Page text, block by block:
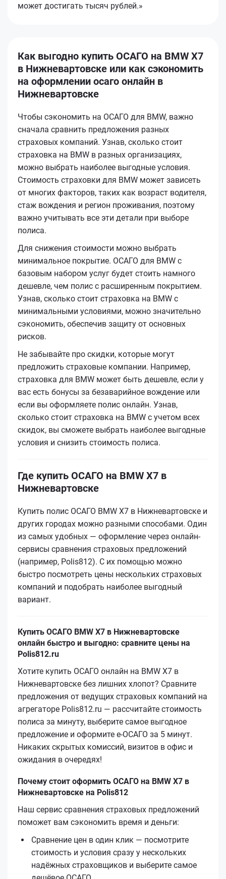
может достигать тысяч рублей.»
Как выгодно купить ОСАГО на BMW X7
в Нижневартовске или как сэкономить
на оформлении осаго онлайн в
Нижневартовске
Чтобы сэкономить на ОСАГО для BMW, важно
сначала сравнить предложения разных
страховых компаний. Узнав, сколько стоит
страховка на BMW в разных организациях,
можно выбрать наиболее выгодные условия.
Стоимость страховки для BMW может зависеть
от многих факторов, таких как возраст водителя,
стаж вождения и регион проживания, поэтому
важно учитывать все эти детали при выборе
полиса.
Для снижения стоимости можно выбрать
минимальное покрытие. ОСАГО для BMW с
базовым набором услуг будет стоить намного
дешевле, чем полис с расширенным покрытием.
Узнав, сколько стоит страховка на BMW с
минимальными условиями, можно значительно
сэкономить, обеспечив защиту от основных
рисков.
Не забывайте про скидки, которые могут
предложить страховые компании. Например,
страховка для BMW может быть дешевле, если у
вас есть бонусы за безаварийное вождение или
если вы оформляете полис онлайн. Узнав,
сколько стоит страховка на BMW с учетом всех
скидок, вы сможете выбрать наиболее выгодные
условия и снизить стоимость полиса.
Где купить ОСАГО на BMW X7 в
Нижневартовске
Купить полис ОСАГО BMW X7 в Нижневартовске и
других городах можно разными способами. Один
из самых удобных — оформление через онлайн-
сервисы сравнения страховых предложений
(например, Polis812). С их помощью можно
быстро посмотреть цены нескольких страховых
компаний и подобрать наиболее выгодный
вариант.
Купить ОСАГО BMW X7 в Нижневартовске
онлайн быстро и выгодно: сравните цены на
Polis812.ru
Хотите купить ОСАГО онлайн на BMW X7 в
Нижневартовске без лишних хлопот? Сравните
предложения от ведущих страховых компаний на
агрегаторе Polis812.ru — рассчитайте стоимость
полиса за минуту, выберите самое выгодное
предложение и оформите е‑ОСАГО за 5 минут.
Никаких скрытых комиссий, визитов в офис и
ожидания в очередях!
Почему стоит оформить ОСАГО на BMW X7 в
Нижневартовске на Polis812
Наш сервис сравнения страховых предложений
поможет вам сэкономить время и деньги:
Сравнение цен в один клик — посмотрите
стоимость и условия сразу у нескольких
надёжных страховщиков и выберите самое